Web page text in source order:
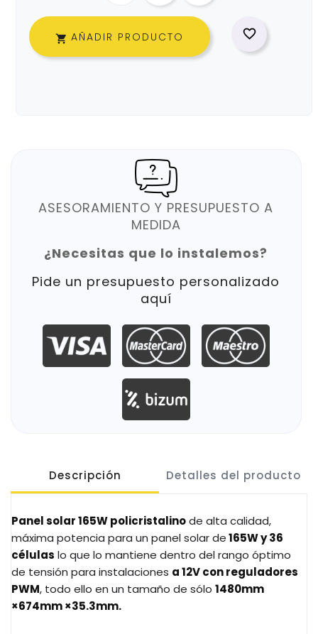
 AÑADIR PRODUCTO 
ASESORAMIENTO Y PRESUPUESTO A
MEDIDA
¿Necesitas que lo instalemos?
Pide un presupuesto personalizado
aquí
Descripción Detalles del producto
Panel solar 165W policristalinode alta calidad,
máxima potencia para un panel solar de165W y 36
células lo que lo mantiene dentro del rango óptimo
de tensión para instalaciones a 12V con reguladores
PWM, todo ello en un tamaño de sólo 1480mm
×674mm ×35.3mm.